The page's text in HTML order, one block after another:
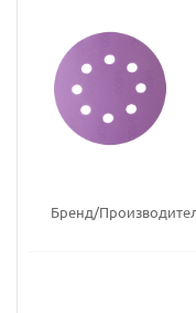
Бренд/